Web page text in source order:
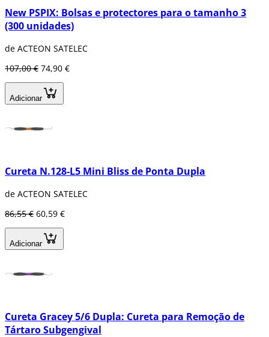
New PSPIX: Bolsas e protectores para o tamanho 3
(300 unidades)
de ACTEON SATELEC
107,00 € 74,90 €
Adicionar
Cureta N.128-L5 Mini Bliss de Ponta Dupla
de ACTEON SATELEC
86,55 € 60,59 €
Adicionar
Cureta Gracey 5/6 Dupla: Cureta para Remoção de
Tártaro Subgengival